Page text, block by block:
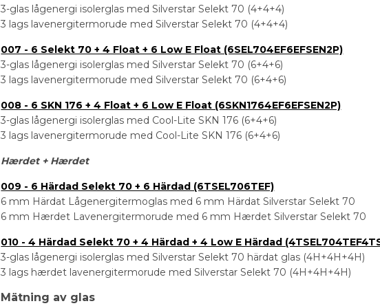
3-glas lågenergi isolerglas med Silverstar Selekt 70 (4+4+4)
3 lags lavenergitermorude med Silverstar Selekt 70 (4+4+4)
007 - 6 Selekt 70 + 4 Float + 6 Low E Float (6SEL704EF6EFSEN2P)
3-glas lågenergi isolerglas med Silverstar Selekt 70 (6+4+6)
3 lags lavenergitermorude med Silverstar Selekt 70 (6+4+6)
008 - 6 SKN 176 + 4 Float + 6 Low E Float (6SKN1764EF6EFSEN2P)
3-glas lågenergi isolerglas med Cool-Lite SKN 176 (6+4+6)
3 lags lavenergitermorude med Cool-Lite SKN 176 (6+4+6)
Hærdet + Hærdet
009 - 6 Härdad Selekt 70 + 6 Härdad (6TSEL706TEF)
6 mm Härdat Lågenergitermoglas med 6 mm Härdat Silverstar Selekt 70
6 mm Hærdet Lavenergitermorude med 6 mm Hærdet Silverstar Selekt 70
010 - 4 Härdad Selekt 70 + 4 Härdad + 4 Low E Härdad
3-glas lågenergi isolerglas med Silverstar Selekt 70 härdat glas (4H+4H+4H)
3 lags hærdet lavenergitermorude med Silverstar Selekt 70 (4H+4H+4H)
Mätning av glas